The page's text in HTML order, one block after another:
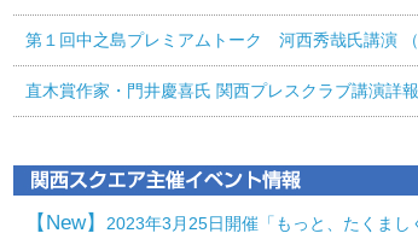
第１回中之島プレミアムトーク 河西秀哉氏講演 （
直木賞作家・門井慶喜氏 関西プレスクラブ講演詳
【New】 2023年3月25日開催「もっと、たくまし